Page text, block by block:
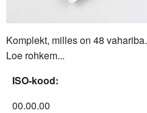
Komplekt, milles on 48 vahariba.
Loe rohkem...
ISO-kood:
00.00.00